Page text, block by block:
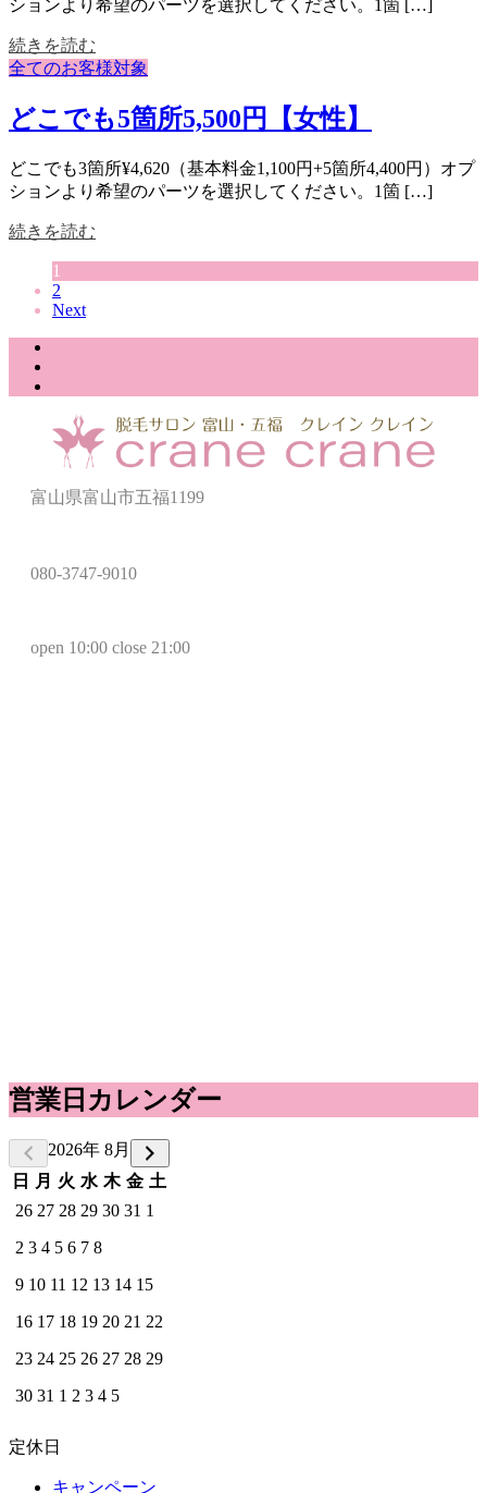
ションより希望のパーツを選択してください。1箇 […]
続きを読む
全てのお客様対象
どこでも5箇所5,500円【女性】
どこでも3箇所¥4,620（基本料金1,100円+5箇所4,400円）オプ
ションより希望のパーツを選択してください。1箇 […]
続きを読む
1
2
Next
富山県富山市五福1199
080-3747-9010
open 10:00 close 21:00
営業日カレンダー
2026年 8月
日
月 火 水 木 金 土
26 27 28 29 30 31 1
2 3 4 5 6 7 8
9 10 11 12 13 14 15
16 17 18 19 20 21 22
23 24 25 26 27 28 29
30 31 1 2 3 4 5
定休日
キャンペーン